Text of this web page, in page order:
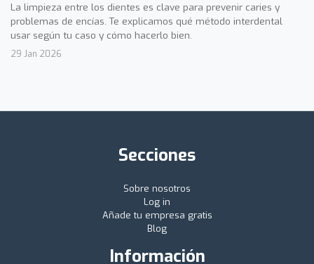
La limpieza entre los dientes es clave para prevenir caries y
problemas de encías. Te explicamos qué método interdental
usar según tu caso y cómo hacerlo bien.
29 Jan 2026
Secciones
Sobre nosotros
Log in
Añade tu empresa gratis
Blog
Información